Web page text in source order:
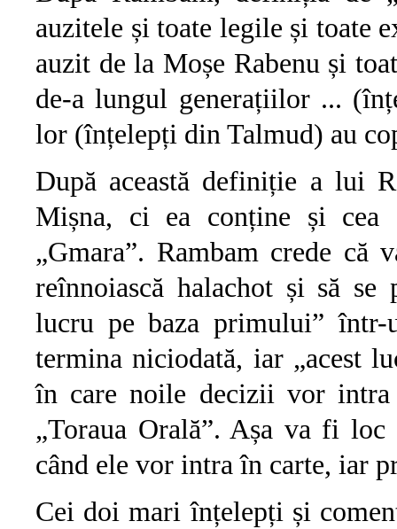
auzitele și toate legile și toate
auzit de la Moșe Rabenu și
de-a lungul generațiilor ...
lor (înțelepți din Talmud) au
După această definiție a lui
Mișna, ci ea conține și cea
„Gmara”. Rambam crede că
reînnoiască halachot și să
lucru pe baza primului” într-
termina niciodată, iar „acest
în care noile decizii vor intra
„Toraua Orală”. Așa va fi
când ele vor intra în carte, iar
Cei doi mari înțelepți și